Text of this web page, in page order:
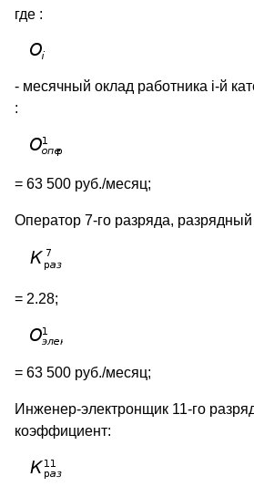
где :
- месячный оклад работника i-й
:
= 63 500 руб./месяц;
Оператор 7-го разряда,
= 2.28;
= 63 500 руб./месяц;
Инженер-электронщик 11-го
коэффициент: